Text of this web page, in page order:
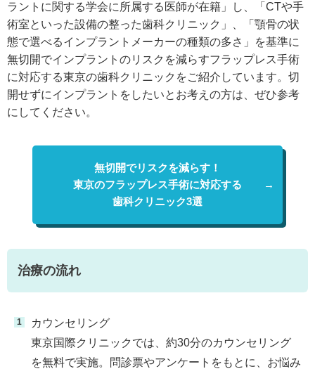
ラントに関する学会に所属する医師が在籍」し、「CTや手
術室といった設備の整った歯科クリニック」、「顎骨の状
態で選べるインプラントメーカーの種類の多さ」を基準に
無切開でインプラントのリスクを減らすフラップレス手術
に対応する東京の歯科クリニックをご紹介しています。切
開せずにインプラントをしたいとお考えの方は、ぜひ参考
にしてください。
無切開でリスクを減らす！
東京のフラップレス手術に対応する
歯科クリニック3選
治療の流れ
カウンセリング
東京国際クリニックでは、約30分のカウンセリング
を無料で実施。問診票やアンケートをもとに、お悩み